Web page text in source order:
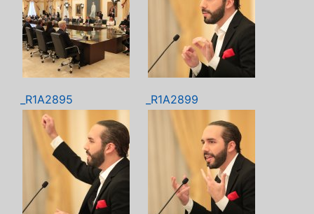
_R1A2895 _R1A2899